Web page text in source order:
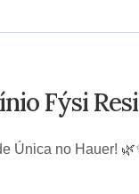
Fýsi
Única no Hauer!